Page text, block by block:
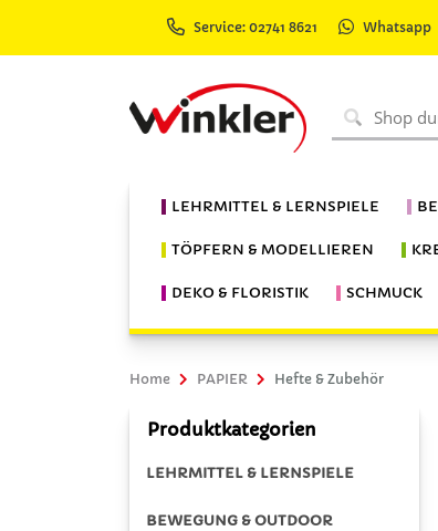
Service: 02741 8621 Whatsapp
LEHRMITTEL & LERNSPIELE
TÖPFERN & MODELLIEREN
DEKO & FLORISTIK SCHMUCK
Home PAPIER Hefte & Zubehör
Produktkategorien
LEHRMITTEL & LERNSPIELE
BEWEGUNG & OUTDOOR